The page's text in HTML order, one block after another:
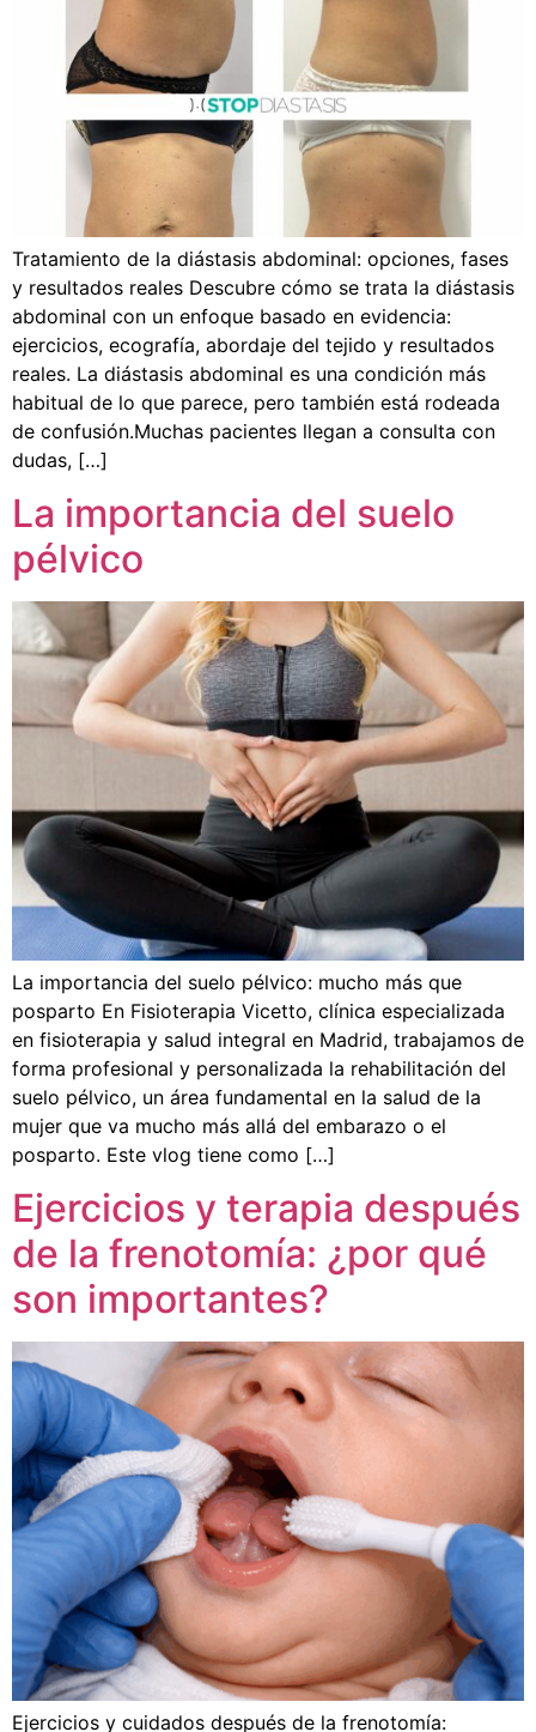
Tratamiento de la diástasis abdominal: opciones, fases
y resultados reales Descubre cómo se trata la diástasis
abdominal con un enfoque basado en evidencia:
ejercicios, ecografía, abordaje del tejido y resultados
reales. La diástasis abdominal es una condición más
habitual de lo que parece, pero también está rodeada
de confusión.Muchas pacientes llegan a consulta con
dudas, […]
La importancia del suelo
pélvico
La importancia del suelo pélvico: mucho más que
posparto En Fisioterapia Vicetto, clínica especializada
en fisioterapia y salud integral en Madrid, trabajamos de
forma profesional y personalizada la rehabilitación del
suelo pélvico, un área fundamental en la salud de la
mujer que va mucho más allá del embarazo o el
posparto. Este vlog tiene como […]
Ejercicios y terapia después
de la frenotomía: ¿por qué
son importantes?
Ejercicios y cuidados después de la frenotomía: